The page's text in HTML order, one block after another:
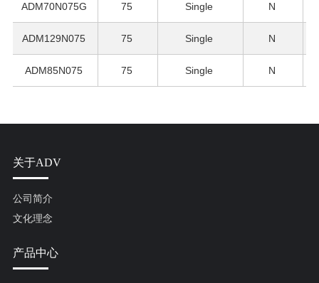
ADM70N075G 75 Single N
ADM129N075 75 Single N
ADM85N075 75 Single N
关于ADV
公司简介
文化理念
产品中心